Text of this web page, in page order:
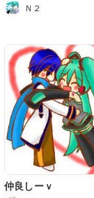
Ｎ２
仲良しーｖ